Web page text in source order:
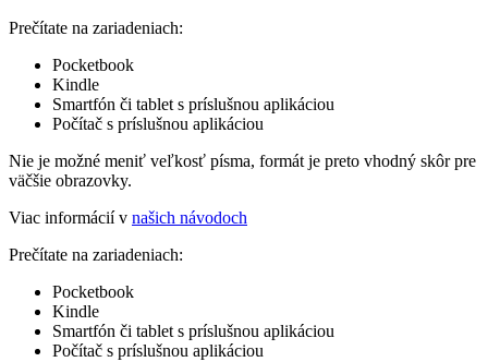
Prečítate na zariadeniach:
Pocketbook
Kindle
Smartfón či tablet s príslušnou aplikáciou
Počítač s príslušnou aplikáciou
Nie je možné meniť veľkosť písma, formát je preto vhodný skôr pre
väčšie obrazovky.
Viac informácií v našich návodoch
Prečítate na zariadeniach:
Pocketbook
Kindle
Smartfón či tablet s príslušnou aplikáciou
Počítač s príslušnou aplikáciou